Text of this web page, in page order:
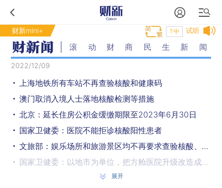
财新mini+ 试听
T中
滚动财商民生新闻
2022/12/09
上海地铁所有车站不再查验核酸和健康码
澳门取消入境人士落地核酸检测等措施
北京：延长住房公积金缓缴期限至2023年6月30日
国家卫健委：医院不能拒诊核酸阳性患者
文旅部：娱乐场所和旅游景区均不再要求查验核酸、健康码
国家卫健委：以地市为单位，把方舱医院升级改造成亚定点医院
展开